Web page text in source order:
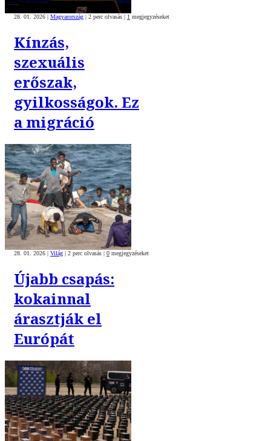
28. 01. 2026 | Magyarország | 2 perc olvasás | 1 megjegyzéseket
Kínzás,
szexuális
erőszak,
gyilkosságok. Ez
a migráció
28. 01. 2026 | Világ | 2 perc olvasás | 0 megjegyzéseket
Újabb csapás:
kokainnal
árasztják el
Európát